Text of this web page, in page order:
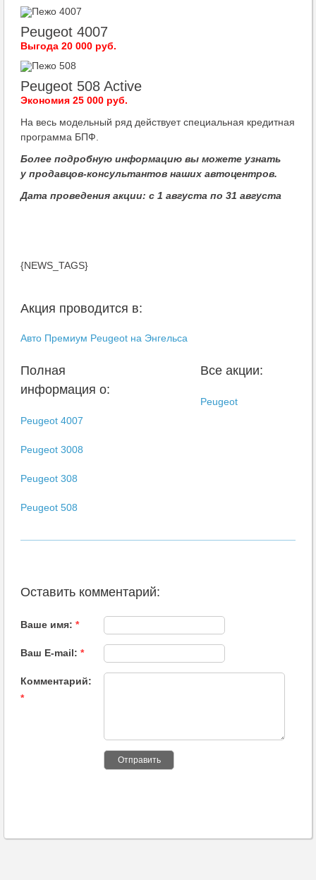
Peugeot 4007
Выгода 20 000 руб.
Peugeot 508 Active
Экономия 25 000 руб.
На весь модельный ряд действует специальная кредитная
программа БПФ.
Более подробную информацию вы можете узнать
у продавцов-консультантов наших автоцентров.
Дата проведения акции: с 1 августа по 31 августа
{NEWS_TAGS}
Акция проводится в:
Авто Премиум Peugeot на Энгельса
Полная
информация о:
Peugeot 4007
Peugeot 3008
Peugeot 308
Peugeot 508
Все акции:
Peugeot
Оставить комментарий:
Ваше имя: *
Ваш E-mail: *
Комментарий:
*
Отправить